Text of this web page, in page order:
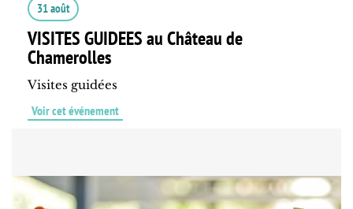
31 août
VISITES GUIDEES au Château de
Chamerolles
Visites guidées
Voir cet événement